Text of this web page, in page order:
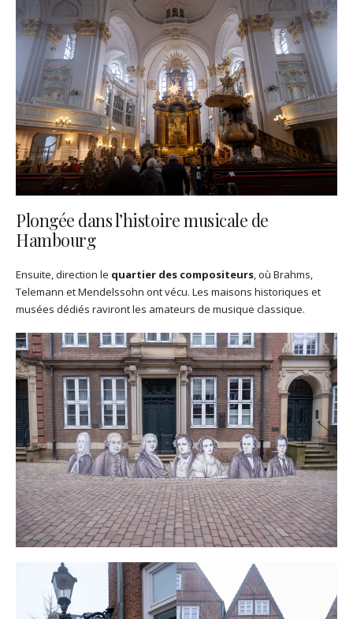
Plongée dans l’histoire musicale de
Hambourg
Ensuite, direction le quartier des compositeurs, où Brahms,
Telemann et Mendelssohn ont vécu. Les maisons historiques et
musées dédiés raviront les amateurs de musique classique.